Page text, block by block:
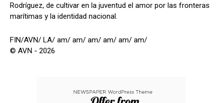
Rodríguez, de cultivar en la juventud el amor por las fronteras
marítimas y la identidad nacional.
FIN/AVN/ LA/ am/ am/ am/ am/ am/ am/
© AVN - 2026